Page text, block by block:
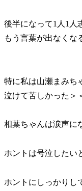
後半になって1人1人
もう言葉が出なくな
特に私は山瀬まみち
泣けて苦しかった＞
相葉ちゃんは涙声に
ホントは号泣したい
ホントにしっかりし